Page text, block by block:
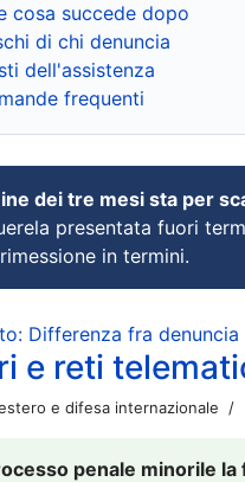
cosa succede dopo
di chi denuncia
dell'assistenza
frequenti
dei tre mesi sta per
presentata fuori
in termini.
Differenza fra denuncia
e reti
e difesa internazionale
penale minorile